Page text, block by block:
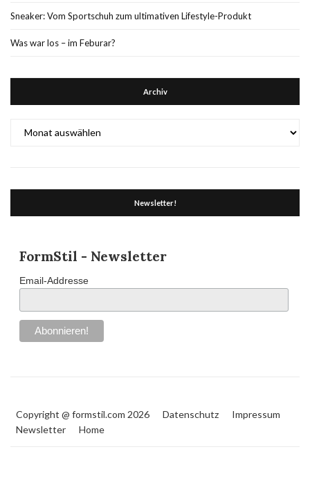
Sneaker: Vom Sportschuh zum ultimativen Lifestyle-Produkt
Was war los – im Feburar?
Archiv
Newsletter!
FormStil - Newsletter
Email-Addresse
Copyright @ formstil.com 2026 Datenschutz
Impressum
Newsletter
Home